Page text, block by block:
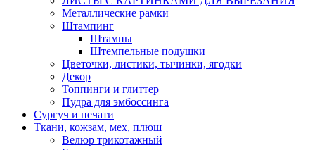
Металлические рамки
Штампинг
Штампы
Штемпельные подушки
Цветочки, листики, тычинки, ягодки
Декор
Топпинги и глиттер
Пудра для эмбоссинга
Сургуч и печати
Ткани, кожзам, мех, плюш
Велюр трикотажный